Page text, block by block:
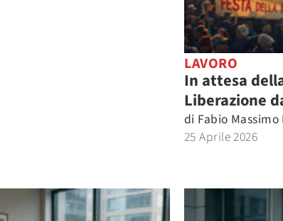
LAVORO
In attesa
Liberazione
di Fabio
25 Aprile 2026